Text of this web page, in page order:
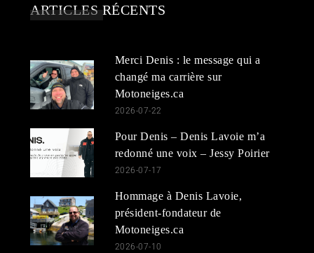
ARTICLES RÉCENTS
Merci Denis : le message qui a
changé ma carrière sur
Motoneiges.ca
2026-07-22
Pour Denis – Denis Lavoie m’a
redonné une voix – Jessy Poirier
2026-07-17
Hommage à Denis Lavoie,
président-fondateur de
Motoneiges.ca
2026-07-10